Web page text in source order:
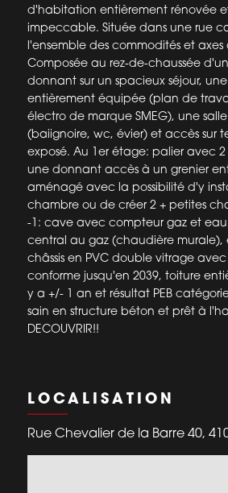
d'habitation entièrement rénovée
impeccable. Située dans une rue
l'ensemble des commodités et axes
Composée au rez-de-chaussée
donnant sur un spacieux séjour,
entièrement équipée (plan de
électro de marque SMEG), une
(baiignoire, wc, évier) et accès sur
exposé. Au 1er étage: palier avec
une donnant accès à un grenier
aménagé avec la possibilité d'y
chambre ou de créer 2 + petites
-1: cave avec compteur gaz et
central au gaz (chaudière murale),
châssis en PVC double vitrage
conforme jusqu'en 2039, toiture
y a +/- 1 an et résultat PEB
sain en structure béton et prêt à
DECOUVRIR!!
LOCALISATION
Rue Chevalier de la Barre 40,